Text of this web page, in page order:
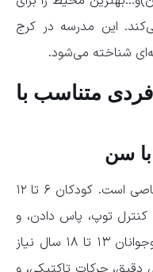
این مدرسه در کرج
شناخته می‌شود.
متناسب با
سن
هر گروه سنی نیازمند آموزش‌های خاصی است. کودکان ۶ تا ۱۲
کنترل توپ، پاس دادن، و
دریبلینگ تمرکز کنند، در حالی که نوجوانان ۱۳ تا ۱۸ سال نیاز